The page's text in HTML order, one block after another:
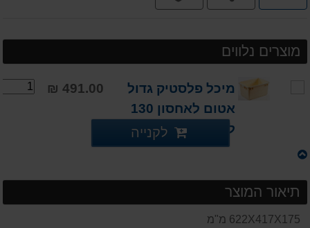
תשלומים
מוצרים נלווים
מיכל פלסטיק גדול
אטום לאחסון 130
ליטר
491.00 ₪
לקנייה
תיאור המוצר
622X417X175 מ"מ